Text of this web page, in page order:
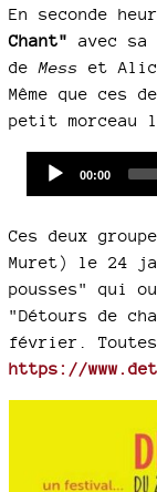
En seconde
Chant"
avec
de Mess et
Même que ces
petit morceau
Current
00:00
Ces deux
Muret) le 24
pousses" qui
"Détours de
février.
https://